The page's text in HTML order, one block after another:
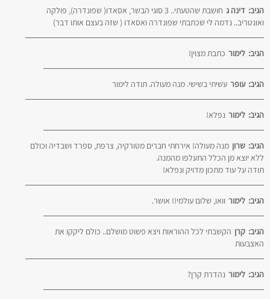
דינה ג הגיב:
חושבת שהטעתי.. 3 סוגי הבשר, אסאדו( שפונדרה), פולקה
ואונטריב.. נדמה לי שכתבתי שפונדרה ואסאדו ( שזה בעצם אותו דבר)
לימור הגיב: כתבת מצוין!
עופר הגיב: עשיתי בשישי. מנה מעולה. תודה לימור
לימור הגיב: נפלא!
שרון הגיב:
מנה מעולה! אירחתי חברים מטורקיה, צרפת, ספרד ושבדיה וכולם
ללא יוצא מן הכלל התעלפו מהמנה.
תודה על עוד מתכון מדויק ונפלא!
לימור הגיב: וואו, שלום עולמי!! אושר.
קרן הגיב:
הקשבתי לכל ההוראות ויצא פשוט מושלם.. כולם ליקקו את
האצבעות
לימור הגיב: נהדרת קרן?